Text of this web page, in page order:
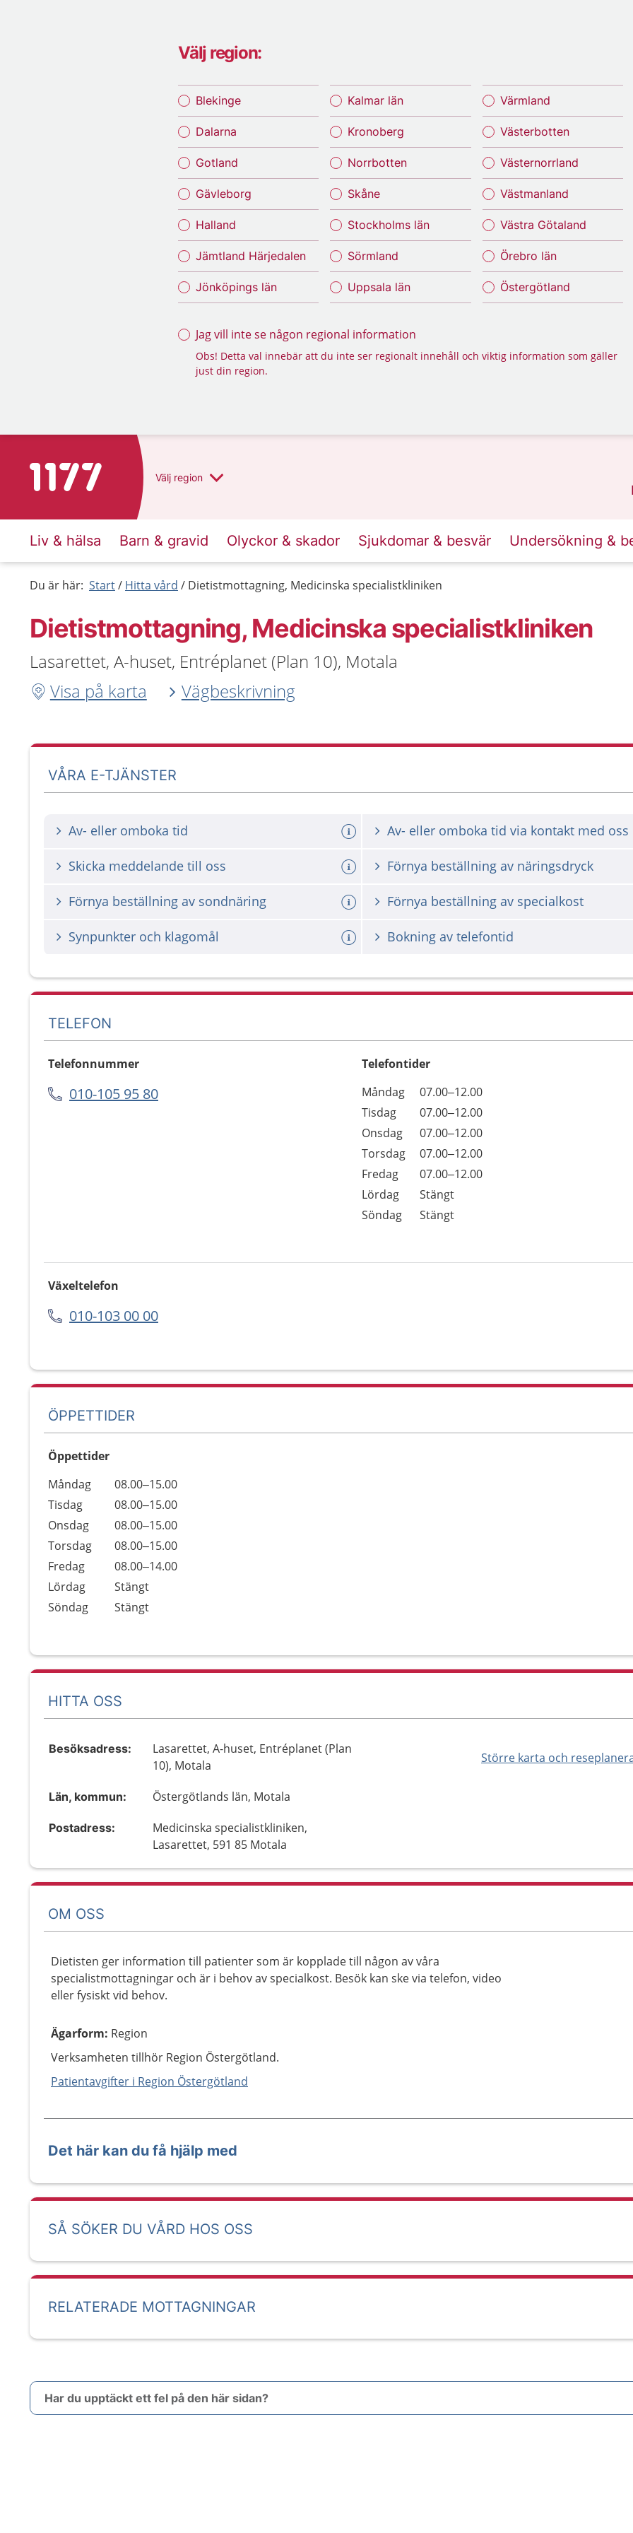
Välj region:
Blekinge
Dalarna
Gotland
Gävleborg
Halland
Jämtland Härjedalen
Jönköpings län
Kalmar län
Kronoberg
Norrbotten
Skåne
Stockholms län
Sörmland
Uppsala län
Värmland
Västerbotten
Västernorrland
Västmanland
Västra Götaland
Örebro län
Östergötland
Jag vill inte se någon regional information
Obs! Detta val innebär att du inte ser regionalt innehåll och viktig information som gäller
just din region.
Till startsidan för 1177 Välj region
Liv & hälsa Barn & gravid Olyckor & skador Sjukdomar & besvär Undersökning &
Du är här: Start Hitta vård Dietistmottagning, Medicinska specialistkliniken
Dietistmottagning, Medicinska specialistkliniken
Lasarettet, A-huset, Entréplanet (Plan 10), Motala
Visa på karta
Vägbeskrivning
VÅRA E-TJÄNSTER
Av- eller omboka tid Av- eller omboka tid via kontakt med oss
Skicka meddelande till oss Förnya beställning av näringsdryck
Förnya beställning av sondnäring Förnya beställning av specialkost
Synpunkter och klagomål Bokning av telefontid
TELEFON
Telefonnummer
010-105 95 80
Telefontider
Dag
Öppettider
Kommentarer
Måndag
07.00–12.00
Tisdag
07.00–12.00
Onsdag
07.00–12.00
Torsdag
07.00–12.00
Fredag
07.00–12.00
Lördag
Stängt
Söndag
Stängt
Växeltelefon
010-103 00 00
ÖPPETTIDER
Öppettider
Dag
Öppettider
Kommentarer
Måndag
08.00–15.00
Tisdag
08.00–15.00
Onsdag
08.00–15.00
Torsdag
08.00–15.00
Fredag
08.00–14.00
Lördag
Stängt
Söndag
Stängt
HITTA OSS
Större karta och
Besöksadress:
Lasarettet, A-huset, Entréplanet (Plan
10), Motala
Län, kommun: Östergötlands län, Motala
Postadress:
Medicinska specialistkliniken,
Lasarettet, 591 85 Motala
OM OSS
Dietisten ger information till patienter som är kopplade till någon av våra
specialistmottagningar och är i behov av specialkost. Besök kan ske via telefon, video
eller fysiskt vid behov.
Ägarform: Region
Verksamheten tillhör Region Östergötland.
Patientavgifter i Region Östergötland
Det här kan du få hjälp med
SÅ SÖKER DU VÅRD HOS OSS
RELATERADE MOTTAGNINGAR
Har du upptäckt ett fel på den här sidan?